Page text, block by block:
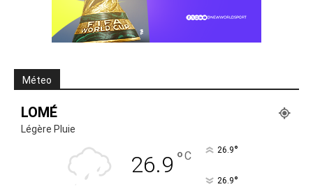
Méteo
LOMÉ
Légère Pluie
26.9 °C 26.9°
26.9°